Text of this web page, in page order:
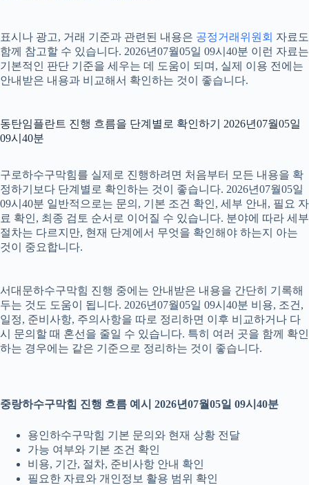
표시나 광고, 거래 기준과 관련된 내용은 공정거래위원회 자료도
함께 참고할 수 있습니다. 2026년07월05일 09시40분 이런 자료는
기본적인 판단 기준을 세우는 데 도움이 되며, 실제 이용 전에는
안내받은 내용과 비교해서 확인하는 것이 좋습니다.
동탄임플란트 진행 흐름을 단계별로 확인하기 2026년07월05일
09시40분
구로하수구막힘를 실제로 진행하려면 처음부터 모든 내용을 확
정하기보다 단계별로 확인하는 것이 좋습니다. 2026년07월05일
09시40분 일반적으로는 문의, 기본 조건 확인, 세부 안내, 필요 자
료 확인, 최종 검토 순서로 이어질 수 있습니다. 분야에 따라 세부
절차는 다르지만, 현재 단계에서 무엇을 확인해야 하는지 아는
것이 중요합니다.
서대문하수구막힘 진행 중에는 안내받은 내용을 간단히 기록해
두는 것도 도움이 됩니다. 2026년07월05일 09시40분 비용, 조건,
일정, 준비사항, 주의사항을 따로 정리하면 이후 비교하거나 다
시 문의할 때 혼선을 줄일 수 있습니다. 특히 여러 곳을 함께 확인
하는 경우에는 같은 기준으로 정리하는 것이 좋습니다.
중랑하수구막힘 진행 흐름 예시 2026년07월05일 09시40분
용인하수구막힘 기본 문의와 현재 상황 전달
가능 여부와 기본 조건 확인
비용, 기간, 절차, 준비사항 안내 확인
필요한 자료와 개인정보 활용 범위 확인